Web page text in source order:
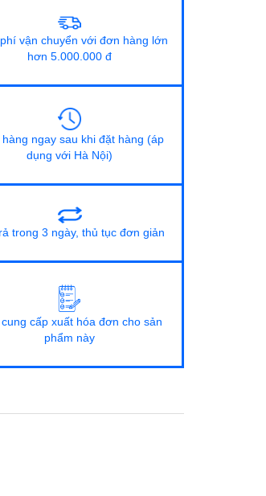
vận chuyển với đơn hàng lớn
hơn 5.000.000 đ
hàng ngay sau khi đặt hàng (áp
dụng với Hà Nội)
trong 3 ngày, thủ tục đơn giản
cung cấp xuất hóa đơn cho sản
phẩm này